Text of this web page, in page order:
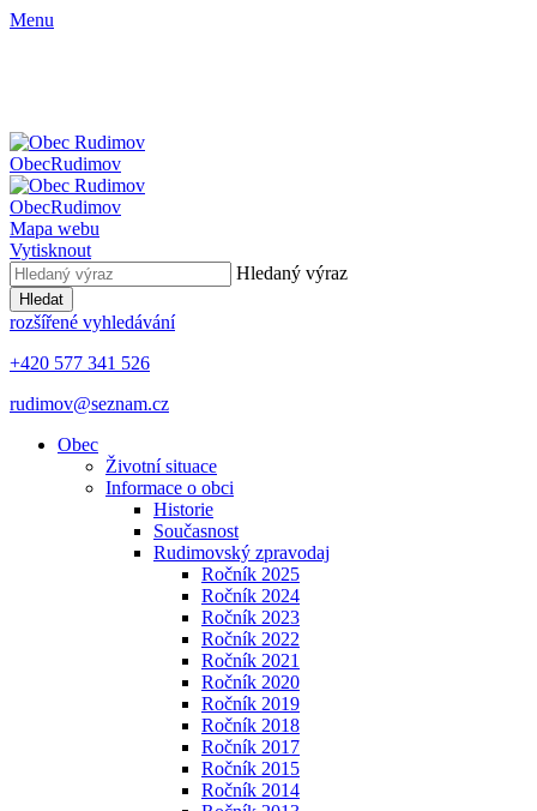
Menu
ObecRudimov
ObecRudimov
Mapa webu
Vytisknout
Hledaný výraz
Hledat
rozšířené vyhledávání
+420 577 341 526
rudimov@seznam.cz
Obec
Životní situace
Informace o obci
Historie
Současnost
Rudimovský zpravodaj
Ročník 2025
Ročník 2024
Ročník 2023
Ročník 2022
Ročník 2021
Ročník 2020
Ročník 2019
Ročník 2018
Ročník 2017
Ročník 2015
Ročník 2014